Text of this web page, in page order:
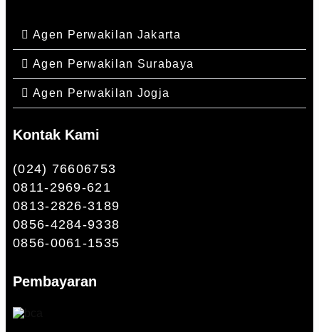
Agen Perwakilan Jakarta
Agen Perwakilan Surabaya
Agen Perwakilan Jogja
Kontak Kami
(024) 76606753
0811-2969-621
0813-2826-3189
0856-4284-9338
0856-0061-1535
Pembayaran